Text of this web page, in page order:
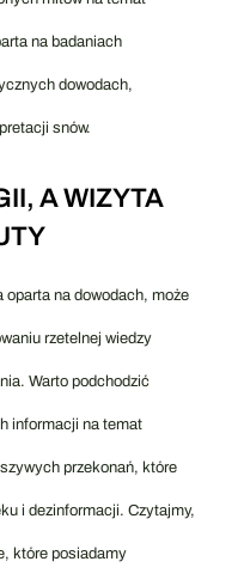
na badaniach
dowodach,
snów.
A WIZYTA
na dowodach, może
rzetelnej wiedzy
Warto podchodzić
informacji na temat
przekonań, które
i dezinformacji. Czytajmy,
które posiadamy